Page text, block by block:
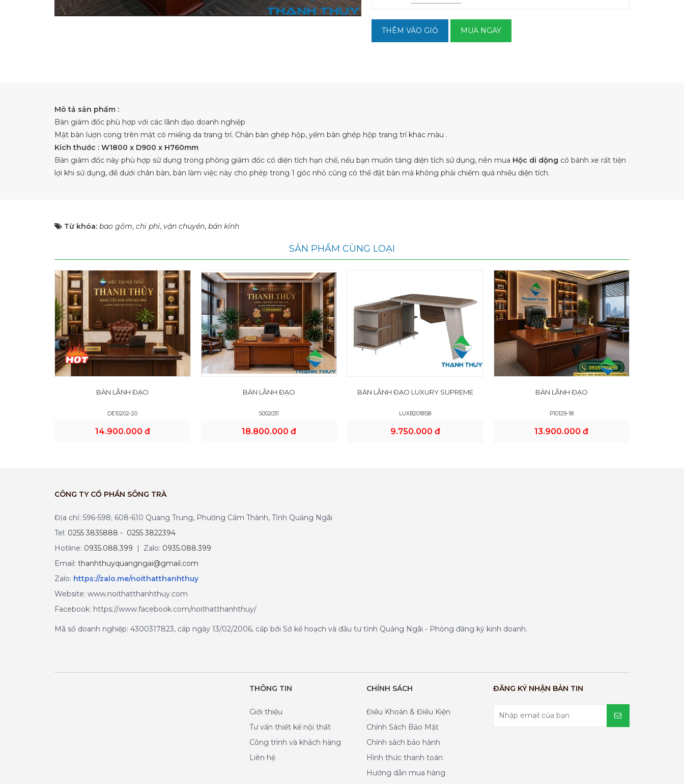
THÊM VÀO GIỎ MUA NGAY
Mô tả sản phẩm :
Bàn giám đốc phù hợp với các lãnh đạo doanh nghiệp
Mặt bàn lượn cong trên mặt có miếng da trang trí. Chân bàn ghép hộp, yếm bàn ghép hộp trang trí khác màu .
Kích thước : W1800 x D900 x H760mm
Bàn giám đốc này phù hợp sử dụng trong phòng giám đốc có diện tích hạn chế, nếu bạn muốn tăng diện tích sử dụng, nên mua Hộc di dộng có bánh xe rất tiện
lợi khi sử dụng, để dưới chân bàn, bàn làm việc này cho phép trong 1 góc nhỏ cũng có thể đặt bàn mà không phải chiếm quá nhiều diện tích.
Từ khóa: bao gồm, chi phí, vận chuyển, bán kính
SẢN PHẨM CÙNG LOẠI
BÀN LÃNH ĐẠO
DE10202-20
14.900.000 đ
BÀN LÃNH ĐẠO
S002031
18.800.000 đ
BÀN LÃNH ĐẠO LUXURY SUPREME
LUXB2018S8
9.750.000 đ
BÀN LÃNH ĐẠO
P10129-18
13.900.000 đ
CÔNG TY CỔ PHẦN SÔNG TRÀ
Địa chỉ: 596-598; 608-610 Quang Trung, Phường Cẩm Thành, Tỉnh Quảng Ngãi
Tel: 0255 3835888 - 0255 3822394
Hotline: 0935.088.399 | Zalo: 0935.088.399
Email: thanhthuyquangngai@gmail.com
Zalo: https://zalo.me/noithatthanhthuy
Website: www.noithatthanhthuy.com
Facebook: https://www.facebook.com/noithatthanhthuy/
Mã số doanh nghiệp: 4300317823, cấp ngày 13/02/2006, cấp bởi Sở kế hoạch và đầu tư tỉnh Quảng Ngãi - Phòng đăng ký kinh doanh.
THÔNG TIN
Giới thiệu
Tư vấn thiết kế nội thất
Công trình và khách hàng
Liên hệ
CHÍNH SÁCH
Điều Khoản & Điều Kiện
Chính Sách Bảo Mật
Chính sách bảo hành
Hình thức thanh toán
Hướng dẫn mua hàng
ĐĂNG KÝ NHẬN BẢN TIN